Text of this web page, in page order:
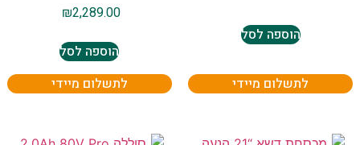
הוספה לסל
לתשלום מיידי
₪2,289.00
הוספה לסל
לתשלום מיידי